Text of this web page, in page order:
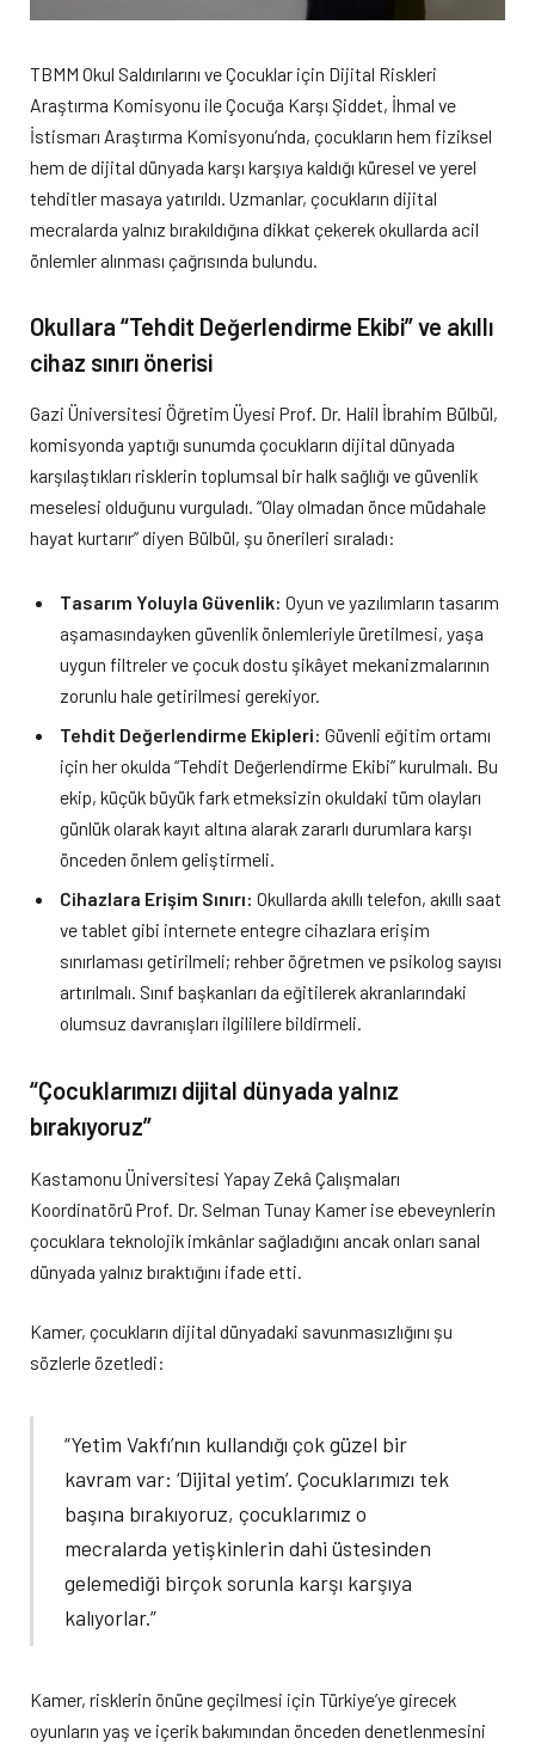
TBMM Okul Saldırılarını ve Çocuklar için Dijital Riskleri
Araştırma Komisyonu ile Çocuğa Karşı Şiddet, İhmal ve
İstismarı Araştırma Komisyonu’nda, çocukların hem fiziksel
hem de dijital dünyada karşı karşıya kaldığı küresel ve yerel
tehditler masaya yatırıldı. Uzmanlar, çocukların dijital
mecralarda yalnız bırakıldığına dikkat çekerek okullarda acil
önlemler alınması çağrısında bulundu.
Okullara “Tehdit Değerlendirme Ekibi” ve akıllı
cihaz sınırı önerisi
Gazi Üniversitesi Öğretim Üyesi Prof. Dr. Halil İbrahim Bülbül,
komisyonda yaptığı sunumda çocukların dijital dünyada
karşılaştıkları risklerin toplumsal bir halk sağlığı ve güvenlik
meselesi olduğunu vurguladı. “Olay olmadan önce müdahale
hayat kurtarır” diyen Bülbül, şu önerileri sıraladı:
Tasarım Yoluyla Güvenlik: Oyun ve yazılımların tasarım
aşamasındayken güvenlik önlemleriyle üretilmesi, yaşa
uygun filtreler ve çocuk dostu şikâyet mekanizmalarının
zorunlu hale getirilmesi gerekiyor.
Tehdit Değerlendirme Ekipleri: Güvenli eğitim ortamı
için her okulda “Tehdit Değerlendirme Ekibi” kurulmalı. Bu
ekip, küçük büyük fark etmeksizin okuldaki tüm olayları
günlük olarak kayıt altına alarak zararlı durumlara karşı
önceden önlem geliştirmeli.
Cihazlara Erişim Sınırı: Okullarda akıllı telefon, akıllı saat
ve tablet gibi internete entegre cihazlara erişim
sınırlaması getirilmeli; rehber öğretmen ve psikolog sayısı
artırılmalı. Sınıf başkanları da eğitilerek akranlarındaki
olumsuz davranışları ilgililere bildirmeli.
“Çocuklarımızı dijital dünyada yalnız
bırakıyoruz”
Kastamonu Üniversitesi Yapay Zekâ Çalışmaları
Koordinatörü Prof. Dr. Selman Tunay Kamer ise ebeveynlerin
çocuklara teknolojik imkânlar sağladığını ancak onları sanal
dünyada yalnız bıraktığını ifade etti.
Kamer, çocukların dijital dünyadaki savunmasızlığını şu
sözlerle özetledi:
“Yetim Vakfı’nın kullandığı çok güzel bir
kavram var: ‘Dijital yetim’. Çocuklarımızı tek
başına bırakıyoruz, çocuklarımız o
mecralarda yetişkinlerin dahi üstesinden
gelemediği birçok sorunla karşı karşıya
kalıyorlar.”
Kamer, risklerin önüne geçilmesi için Türkiye’ye girecek
oyunların yaş ve içerik bakımından önceden denetlenmesini